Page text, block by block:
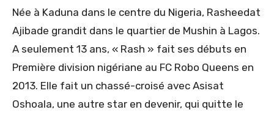
Née à Kaduna dans le centre du Nigeria, Rasheedat
Ajibade grandit dans le quartier de Mushin à Lagos.
A seulement 13 ans, « Rash » fait ses débuts en
Première division nigériane au FC Robo Queens en
2013. Elle fait un chassé-croisé avec Asisat
Oshoala, une autre star en devenir, qui quitte le